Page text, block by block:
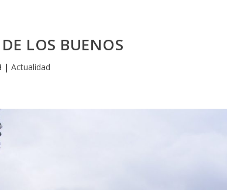
LOS BUENOS
| Actualidad